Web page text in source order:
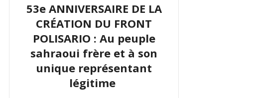
53e ANNIVERSAIRE DE LA
CRÉATION DU FRONT
POLISARIO : Au peuple
sahraoui frère et à son
unique représentant
légitime